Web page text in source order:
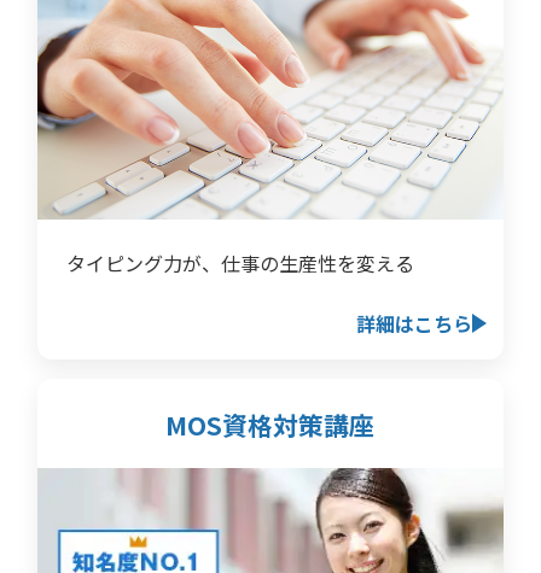
タイピング力が、仕事の生産性を変える
詳細はこちら
MOS資格対策講座